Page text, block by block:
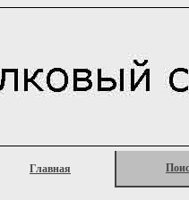
Главная